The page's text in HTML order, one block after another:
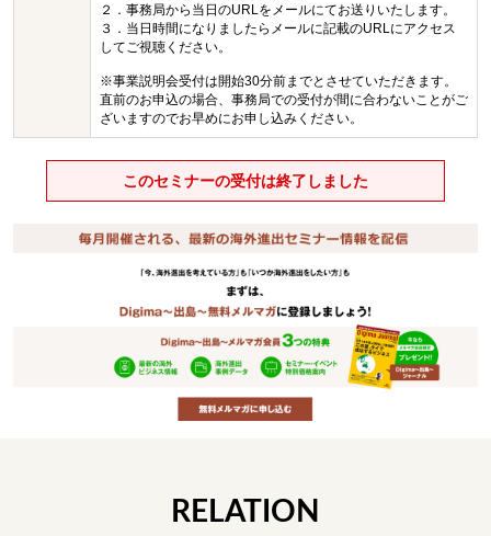
２．事務局から当日のURLをメールにてお送りいたします。
３．当日時間になりましたらメールに記載のURLにアクセス
してご視聴ください。
※事業説明会受付は開始30分前までとさせていただきます。
直前のお申込の場合、事務局での受付が間に合わないことがご
ざいますのでお早めにお申し込みください。
このセミナーの受付は終了しました
RELATION